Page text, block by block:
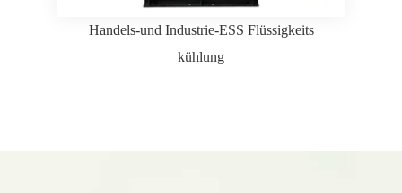
Handels-und Industrie-ESS Flüssigkeits
kühlung